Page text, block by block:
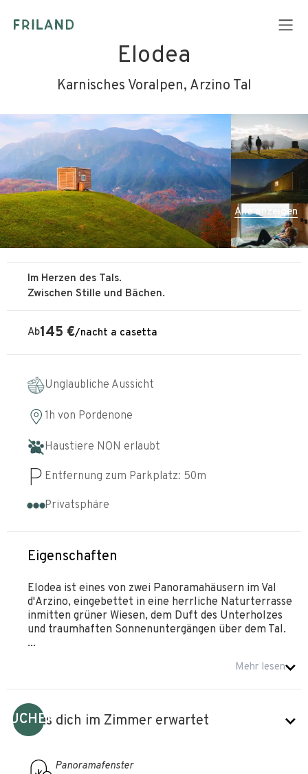
Elodea
Karnisches Voralpen, Arzino Tal
Alle anzeigen
Im Herzen des Tals.
Zwischen Stille und Bächen.
Ab145 €/nacht a casetta
Unglaubliche Aussicht
1h von Pordenone
Haustiere NON erlaubt
Entfernung zum Parkplatz: 50m
Privatsphäre
Eigenschaften
Elodea ist eines von zwei Panoramahäusern im Val
d'Arzino, eingebettet in eine herrliche Naturterrasse
inmitten grüner Wiesen, dem Duft des Unterholzes
und traumhaften Sonnenuntergängen über dem Tal.
...
Mehr lesen
BUCHEN
Was dich im Zimmer erwartet
Panoramafenster